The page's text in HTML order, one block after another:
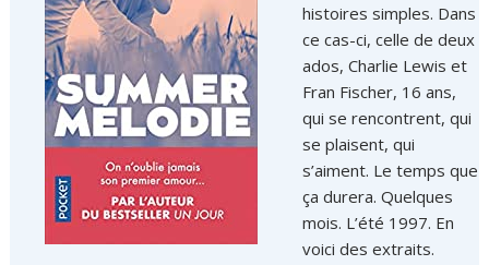
histoires simples. Dans
ce cas-ci, celle de deux
ados, Charlie Lewis et
Fran Fischer, 16 ans,
qui se rencontrent, qui
se plaisent, qui
s’aiment. Le temps que
ça durera. Quelques
mois. L’été 1997. En
voici des extraits.